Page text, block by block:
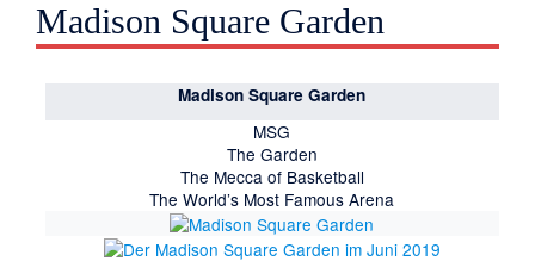
Madison Square Garden
Madison Square Garden
MSG
The Garden
The Mecca of Basketball
The World’s Most Famous Arena